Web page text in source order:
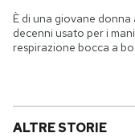
È di una giovane
decenni usato per i
respirazione bocca a
ALTRE STORIE